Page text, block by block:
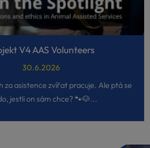
V4 AAS Volunteers
30.6.2026
za asistence zvířat pracuje. Ale ptá se
jestli on sám chce? 🐾🐶...